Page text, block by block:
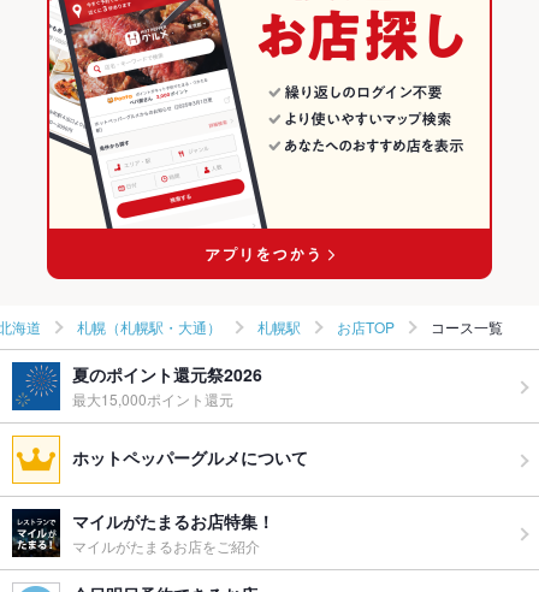
札幌（札幌駅・大通） × カフェ・スイーツ
札幌（札幌駅・大通） × カフェ
札幌駅 × カフェ・スイーツ
札幌駅 × カフェ
北海道 × スペインバル・イタリアンバール
北海道 × カフェ・スイーツ
北海道 × カフェ
札幌（札幌駅・大通）のダイニングバー・バルランキング
札幌（札幌駅・大通）のスペインバル・イタリアンバールランキ
札幌駅のグルメランキング
札幌駅のダイニングバー・バルランキング
札幌駅のスペインバル・イタリアンバールランキング
海道 札幌（札幌駅・大通） 札幌駅 お店TOP コース一覧
夏のポイント還元祭2026
最大15,000ポイント還元
ホットペッパーグルメについて
マイルがたまるお店特集！
マイルがたまるお店をご紹介